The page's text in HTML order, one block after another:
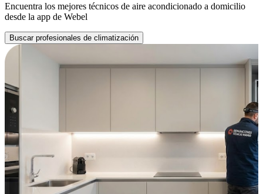
Encuentra los mejores técnicos de aire acondicionado a domicilio
desde la app de Webel
Buscar profesionales de climatización